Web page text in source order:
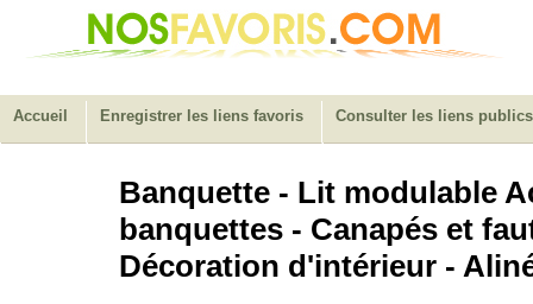
Accueil Enregistrer les liens favoris Consulter les liens publics
Banquette - Lit modulable
banquettes - Canapés et
Décoration d'intérieur -